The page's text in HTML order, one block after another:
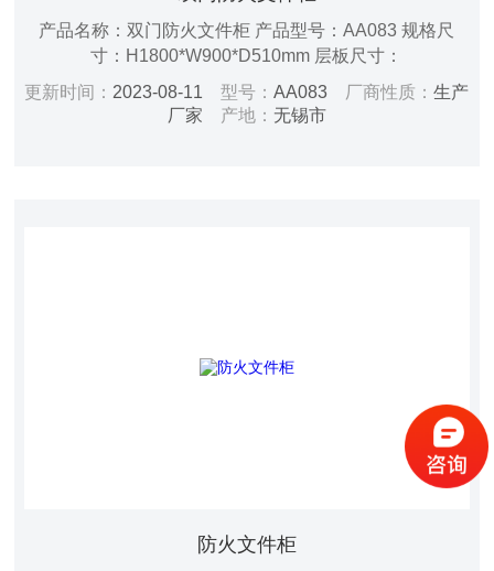
产品名称：双门防火文件柜 产品型号：AA083 规格尺
寸：H1800*W900*D510mm 层板尺寸：
W700*D380*H17mm 重量：150kg 开门方式：手动 层
板：二板可调 门型：双开门 锁具：双锁 颜色：蓝白色 防
更新时间： 2023-08-11 型号：AA083 厂商性质：生产
厂家 产地： 无锡市
防火文件柜